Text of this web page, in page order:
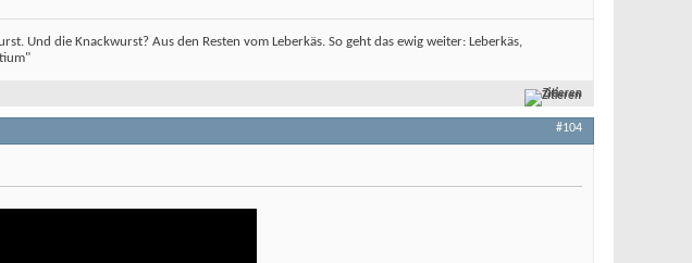
Und die Knackwurst? Aus den Resten vom Leberkäs. So geht das ewig weiter: Leberkäs,
Zitieren
#104